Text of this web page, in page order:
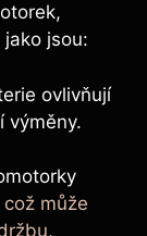
jsou:
ovlivňují
výměny.
což může
,